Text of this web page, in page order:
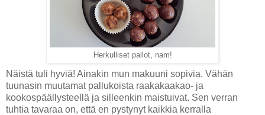
Herkulliset pallot, nam!
Näistä tuli hyviä! Ainakin mun makuuni sopivia. Vähän
tuunasin muutamat pallukoista raakakaakao- ja
kookospäällysteellä ja silleenkin maistuivat. Sen verran
tuhtia tavaraa on, että en pystynyt kaikkia kerralla